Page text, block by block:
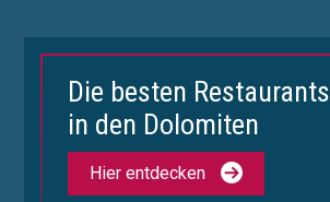
Die besten Restaurants
in den Dolomiten
Hier entdecken